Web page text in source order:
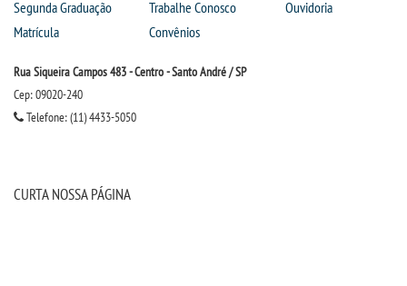
VESTIBULAR
INSCREVA-SE
SEGUNDA GRADUAÇÃO
Segunda Graduação
Matrícula
Trabalhe Conosco
Convênios
Ouvidoria
Rua Siqueira Campos 483 - Centro - Santo André / SP
Cep: 09020-240
Telefone: (11) 4433-5050
CURTA NOSSA PÁGINA